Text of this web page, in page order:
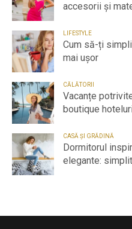
accesorii și
LIFESTYLE
Cum să-ți
mai ușor
CĂLĂTORII
Vacanțe
boutique
CASĂ ȘI GRĂDINĂ
Dormitorul
elegante: